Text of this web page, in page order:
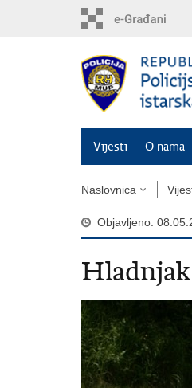
Vijesti O nama
Naslovnica
Objavljeno: